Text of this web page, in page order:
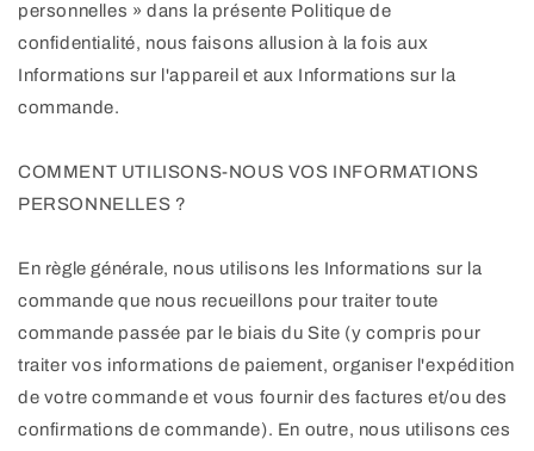
personnelles » dans la présente Politique de
confidentialité, nous faisons allusion à la fois aux
Informations sur l'appareil et aux Informations sur la
commande.
COMMENT UTILISONS-NOUS VOS INFORMATIONS
PERSONNELLES ?
En règle générale, nous utilisons les Informations sur la
commande que nous recueillons pour traiter toute
commande passée par le biais du Site (y compris pour
traiter vos informations de paiement, organiser l'expédition
de votre commande et vous fournir des factures et/ou des
confirmations de commande). En outre, nous utilisons ces